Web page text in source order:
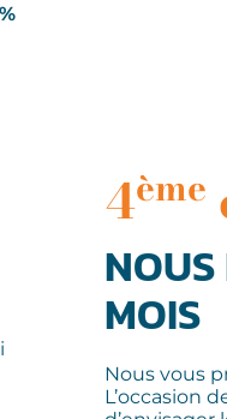
4ème
MOIS
Nous vous
L’occasion